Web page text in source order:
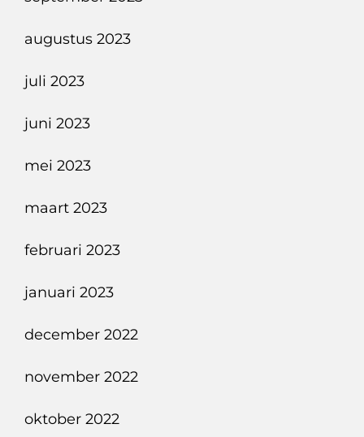
augustus 2023
juli 2023
juni 2023
mei 2023
maart 2023
februari 2023
januari 2023
december 2022
november 2022
oktober 2022